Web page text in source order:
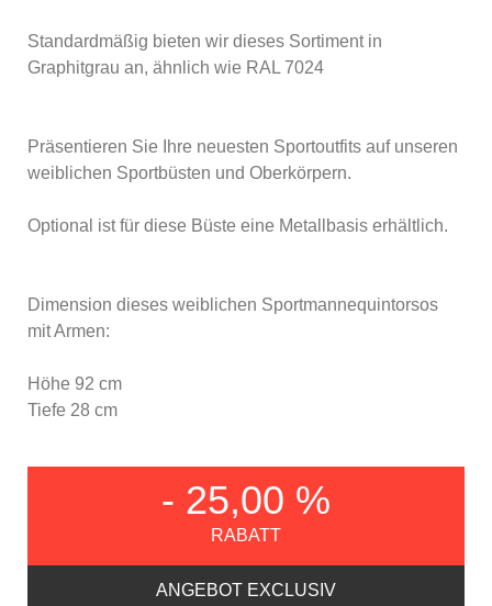
Standardmäßig bieten wir dieses Sortiment in
Graphitgrau an, ähnlich wie RAL 7024
Präsentieren Sie Ihre neuesten Sportoutfits auf unseren
weiblichen Sportbüsten und Oberkörpern.
Optional ist für diese Büste eine Metallbasis erhältlich.
Dimension dieses weiblichen Sportmannequintorsos
mit Armen:
Höhe 92 cm
Tiefe 28 cm
- 25,00 %
RABATT
ANGEBOT EXCLUSIV